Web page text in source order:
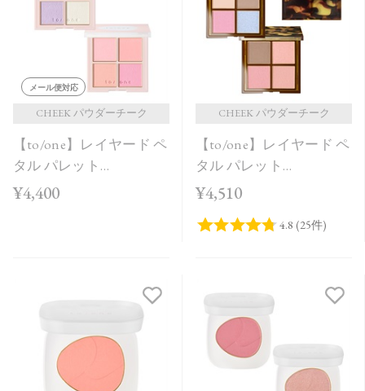
価格が安い
価格が高い
レビュー評価が高い順
人気順
メール便対応
CHEEK パウダーチーク
【to/one】レイヤード ペ
タル パレット
［EX03,EX04］＜2026
¥4,400
CHEEK パウダーチーク
【to/one】レイヤード ペ
タル パレット
［EX01,EX02］＜限定品
¥4,510